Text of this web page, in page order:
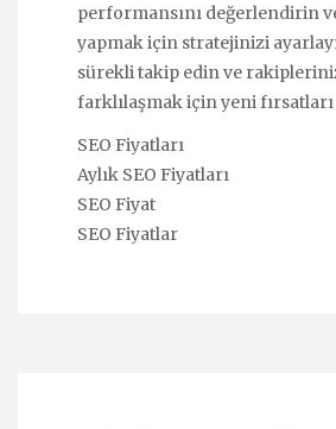
performansını değerlendirin
yapmak için stratejinizi
sürekli takip edin ve
farklılaşmak için yeni
SEO Fiyatları
Aylık SEO Fiyatları
SEO Fiyat
SEO Fiyatlar